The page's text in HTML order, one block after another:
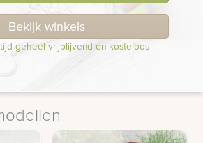
Bekijk winkels
geheel vrijblijvend en kosteloos